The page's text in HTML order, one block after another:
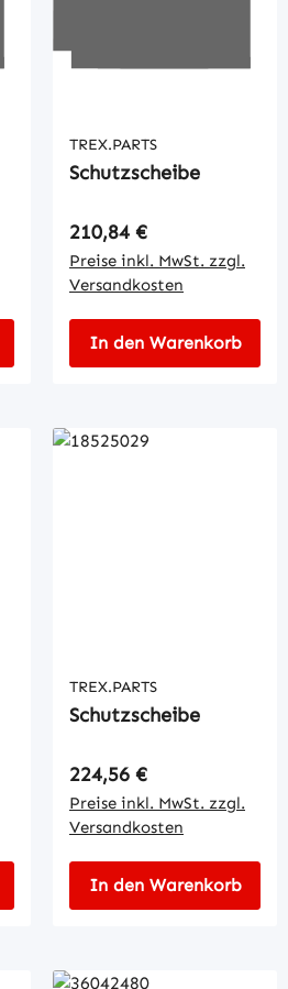
TREX.PARTS
Schutzscheibe
Regulärer Preis:
210,84 €
Preise inkl. MwSt. zzgl.
Versandkosten
In den Warenkorb
TREX.PARTS
Schutzscheibe
Regulärer Preis:
224,56 €
Preise inkl. MwSt. zzgl.
Versandkosten
In den Warenkorb